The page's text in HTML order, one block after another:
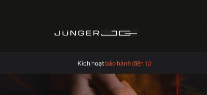
Kích hoạt bảo hành điện tử